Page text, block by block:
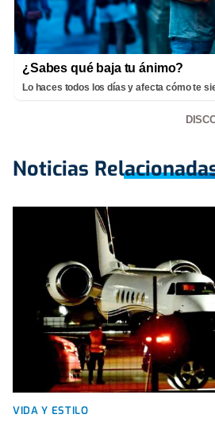
¿Sabes qué baja tu ánimo?
Lo haces todos los días y afecta cómo te
Noticias
VIDA Y ESTILO